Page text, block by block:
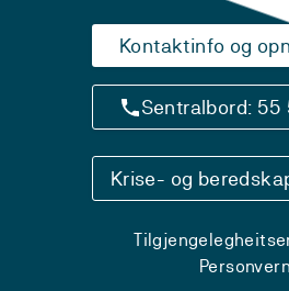
Kontaktinfo og
Sentralbord:
Krise- og
Personvern